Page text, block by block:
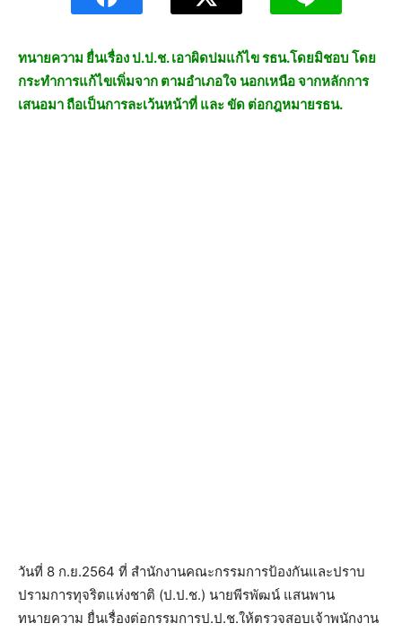
ทนายความ ยื่นเรื่อง ป.ป.ช. เอาผิดปมแก้ไข รธน.โดยมิชอบ โดย
กระทำการแก้ไขเพิ่มจาก ตามอำเภอใจ นอกเหนือ จากหลักการ
เสนอมา ถือเป็นการละเว้นหน้าที่ และ ขัด ต่อกฎหมายรธน.
วันที่ 8 ก.ย.2564 ที่ สำนักงานคณะกรรมการป้องกันและปราบ
ปรามการทุจริตแห่งชาติ (ป.ป.ช.) นายพีรพัฒน์ แสนพาน
ทนายความ ยื่นเรื่องต่อกรรมการป.ป.ช.ให้ตรวจสอบเจ้าพนักงาน